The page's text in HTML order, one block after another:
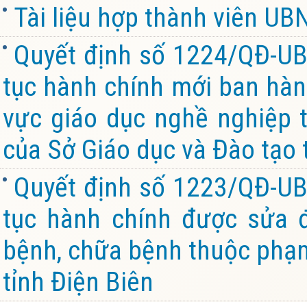
Tài liệu hợp thành viên
Quyết định số 1224/QĐ-
tục hành chính mới ban
vực giáo dục nghề nghiệp
của Sở Giáo dục và Đào
Quyết định số 1223/QĐ-
tục hành chính được sửa
bệnh, chữa bệnh thuộc
tỉnh Điện Biên